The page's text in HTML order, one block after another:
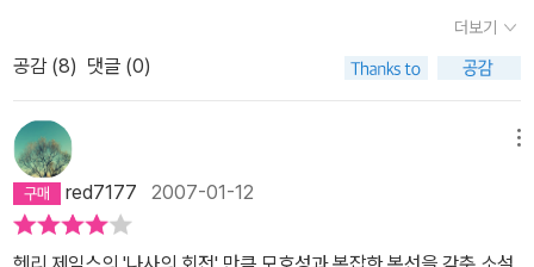
안에 존재하는 요소들이 다채롭고 매력적이다.- 만일 어린아이 하나
가 나사를 한 번 더 죄는 효과를 낸다면, 어린아이가 둘일 경우 어떻게
당하려고. - 24- 나는 동료와 함께 끝까지 일을 견뎌내려고 했으며,
분명히 뭔가에 홀려 그런 노력에 수반되는 파장과 함께 무척 힘든 관
계를 쉽사리 풀 수 있다고 생각했던 것이다. 나는 몰입과 동정이라는
거대한 물결 위로 높이 솟아올랐고, 무지와 혼란과 자만에 빠져 세상
교육이래야 겨우 걸음마 단계를 밟았을 뿐인 이 사내아이를 쉽게 다
는 거지? 그게 이유가 있는 건가?옛날 소설이라 가볍게 생각했건만
열대야에 소름이 쫙 돋았다.작가에게 박수를 보낼뿐이다.당신 진짜
멋지오! 또 한 사람 바보만들었소...ㅠㅠ (또 한사람---> 머리통붙잡
고 좌절하는 독자가 한명 더 늘었다는 뜻 )
더보기
공감 (8) 댓글 (0)
red7177 2007-01-12